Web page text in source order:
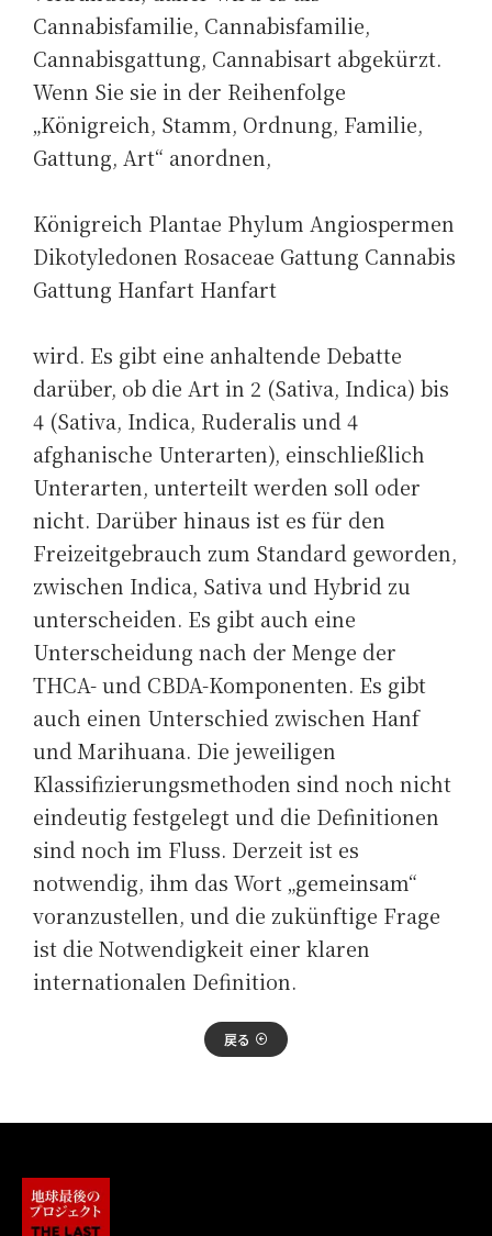
Cannabisfamilie, Cannabisfamilie,
Cannabisgattung, Cannabisart abgekürzt.
Wenn Sie sie in der Reihenfolge
„Königreich, Stamm, Ordnung, Familie,
Gattung, Art“ anordnen,
Königreich Plantae Phylum Angiospermen
Dikotyledonen Rosaceae Gattung Cannabis
Gattung Hanfart Hanfart
wird. Es gibt eine anhaltende Debatte
darüber, ob die Art in 2 (Sativa, Indica) bis
4 (Sativa, Indica, Ruderalis und 4
afghanische Unterarten), einschließlich
Unterarten, unterteilt werden soll oder
nicht. Darüber hinaus ist es für den
Freizeitgebrauch zum Standard geworden,
zwischen Indica, Sativa und Hybrid zu
unterscheiden. Es gibt auch eine
Unterscheidung nach der Menge der
THCA- und CBDA-Komponenten. Es gibt
auch einen Unterschied zwischen Hanf
und Marihuana. Die jeweiligen
Klassifizierungsmethoden sind noch nicht
eindeutig festgelegt und die Definitionen
sind noch im Fluss. Derzeit ist es
notwendig, ihm das Wort „gemeinsam“
voranzustellen, und die zukünftige Frage
ist die Notwendigkeit einer klaren
internationalen Definition.
戻る